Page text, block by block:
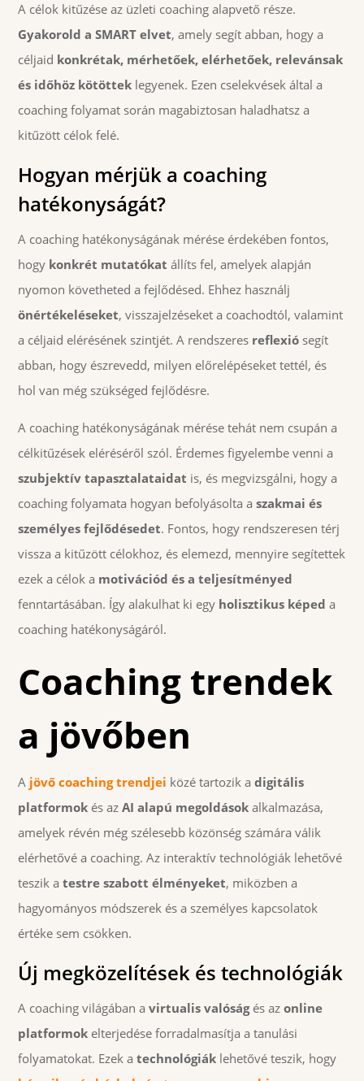
A célok kitűzése az üzleti coaching alapvető része.
Gyakorold a SMART elvet, amely segít abban, hogy a
céljaid konkrétak, mérhetőek, elérhetőek, relevánsak
és időhöz kötöttek legyenek. Ezen cselekvések által a
coaching folyamat során magabiztosan haladhatsz a
kitűzött célok felé.
Hogyan mérjük a coaching
hatékonyságát?
A coaching hatékonyságának mérése érdekében fontos,
hogy konkrét mutatókat állíts fel, amelyek alapján
nyomon követheted a fejlődésed. Ehhez használj
önértékeléseket, visszajelzéseket a coachodtól, valamint
a céljaid elérésének szintjét. A rendszeres reflexió segít
abban, hogy észrevedd, milyen előrelépéseket tettél, és
hol van még szükséged fejlődésre.
A coaching hatékonyságának mérése tehát nem csupán a
célkitűzések eléréséről szól. Érdemes figyelembe venni a
szubjektív tapasztalataidat is, és megvizsgálni, hogy a
coaching folyamata hogyan befolyásolta aszakmai és
személyes fejlődésedet. Fontos, hogy rendszeresen térj
vissza a kitűzött célokhoz, és elemezd, mennyire segítettek
ezek a célok a motivációd és a teljesítményed
fenntartásában. Így alakulhat ki egy holisztikus képed a
coaching hatékonyságáról.
Coaching trendek
a jövőben
A jövő coaching trendjei közé tartozik adigitális
platformok és azAI alapú megoldások alkalmazása,
amelyek révén még szélesebb közönség számára válik
elérhetővé a coaching. Az interaktív technológiák lehetővé
teszik atestre szabott élményeket, miközben a
hagyományos módszerek és a személyes kapcsolatok
értéke sem csökken.
Új megközelítések és technológiák
A coaching világában avirtualis valóságés azonline
platformok elterjedése forradalmasítja a tanulási
folyamatokat. Ezek atechnológiák lehetővé teszik, hogy